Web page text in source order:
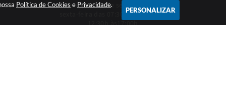
Política de Cookies e Privacidade.
PERSONALIZAR
27
Atendimento de segunda-feira a
sexta-feira das 07:30h às 11h e das
12:30h às17:00h.